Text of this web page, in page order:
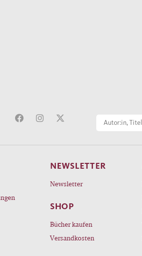
NEWSLETTER
Newsletter
SHOP
Bücher kaufen
Versandkosten